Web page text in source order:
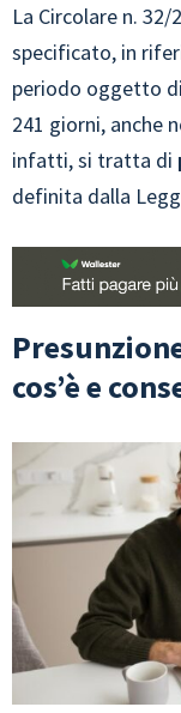
La Circolare n.
specificato, in
periodo oggetto
241 giorni, anche
infatti, si tratta di
definita dalla
cos’è e